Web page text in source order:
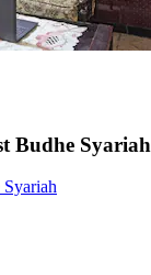
Budhe Syariah